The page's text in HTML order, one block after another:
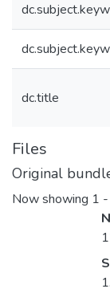
dc.title
Files
Original
Now showing 1